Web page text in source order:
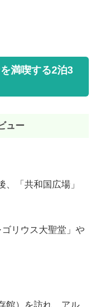
満喫する2泊3
ュー
「共和国広場」
リウス大聖堂」や
館）を訪れ、アル